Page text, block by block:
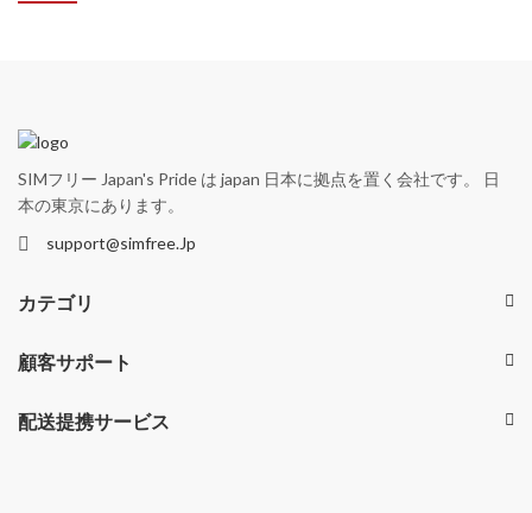
SIMフリー Japan's Pride は japan 日本に拠点を置く会社です。 日
本の東京にあります。
support@simfree.Jp
カテゴリ
顧客サポート
配送提携サービス